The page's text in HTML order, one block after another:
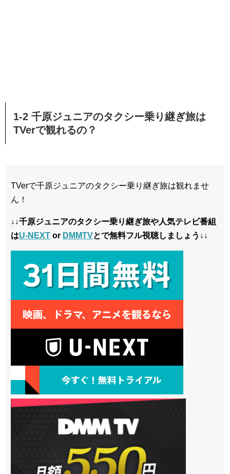
1-2 千原ジュニアのタクシー乗り継ぎ旅は
TVerで観れるの？
TVerで千原ジュニアのタクシー乗り継ぎ旅は観れませ
ん！
↓↓千原ジュニアのタクシー乗り継ぎ旅や人気テレビ番組
はU-NEXT or DMMTVとで無料フル視聴しましょう↓↓